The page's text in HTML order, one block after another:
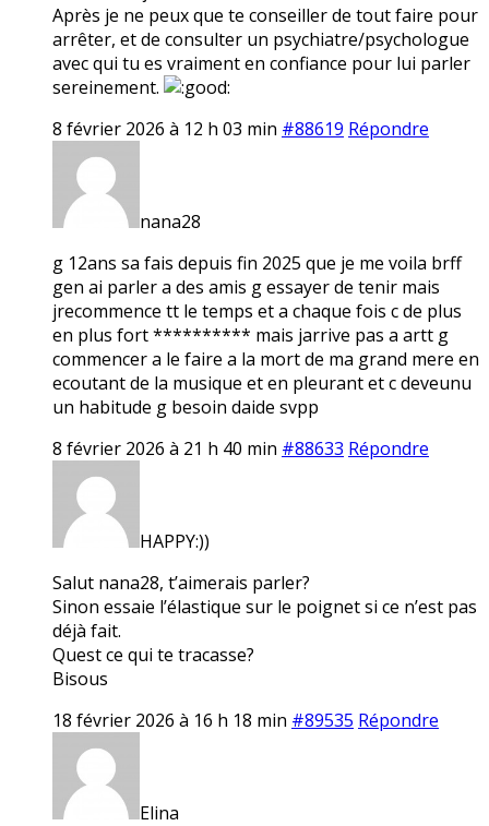
Après je ne peux que te conseiller de tout faire pour
arrêter, et de consulter un psychiatre/psychologue
avec qui tu es vraiment en confiance pour lui parler
sereinement.
8 février 2026 à 12 h 03 min #88619 Répondre
nana28
g 12ans sa fais depuis fin 2025 que je me voila brff
gen ai parler a des amis g essayer de tenir mais
jrecommence tt le temps et a chaque fois c de plus
en plus fort ********** mais jarrive pas a artt g
commencer a le faire a la mort de ma grand mere en
ecoutant de la musique et en pleurant et c deveunu
un habitude g besoin daide svpp
8 février 2026 à 21 h 40 min #88633 Répondre
HAPPY:))
Salut nana28, t’aimerais parler?
Sinon essaie l’élastique sur le poignet si ce n’est pas
déjà fait.
Quest ce qui te tracasse?
Bisous
18 février 2026 à 16 h 18 min #89535 Répondre
Elina